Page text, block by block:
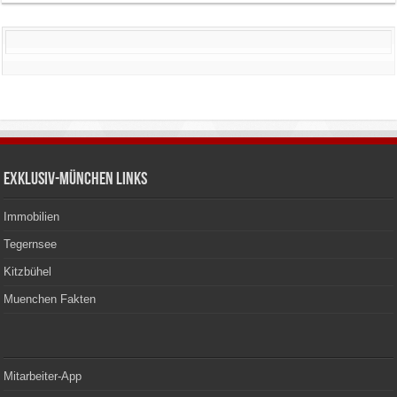
Exklusiv-München Links
Immobilien
Tegernsee
Kitzbühel
Muenchen Fakten
Mitarbeiter-App